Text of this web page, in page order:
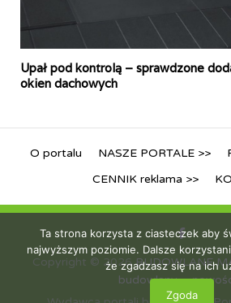
Upał pod kontrolą – sprawdzone
okien dachowych
O portalu NASZE PORTALE >>
CENNIK reklama >>
Copyright © 2026BUDOWLANE
budowlany –
Ta strona korzysta z ciasteczek aby
najwyższym poziomie. Dalsze
że zgadzasz się na ich
Zgoda